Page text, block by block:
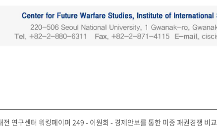
전 연구센터 워킹페이퍼 249 - 이원희 - 경제안보를 통한 미중 패권경쟁 비교